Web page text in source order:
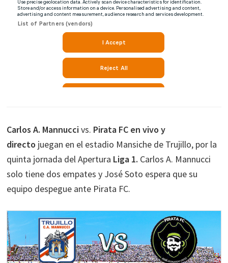
Carlos A. Mannuccivs. Pirata FC en vivo y
directo juegan en el estadio Mansiche de Trujillo, por la
quinta jornada del Apertura Liga 1. Carlos A. Mannucci
solo tiene dos empates y José Soto espera que su
equipo despegue ante Pirata FC.